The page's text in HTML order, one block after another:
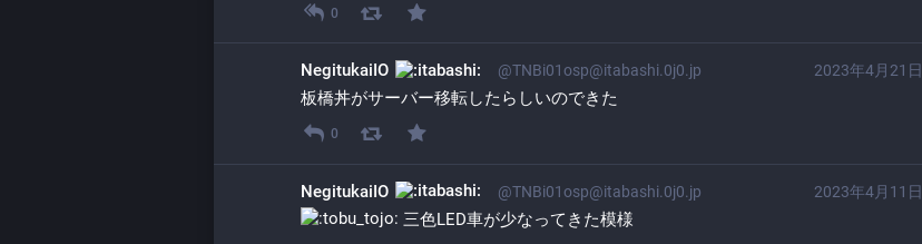
0
2023年4月21日
NegitukaiIO @TNBi01osp@itabashi.0j0.jp
板橋丼がサーバー移転したらしいのできた
0
2023年4月11日
NegitukaiIO @TNBi01osp@itabashi.0j0.jp
三色LED車が少なってきた模様